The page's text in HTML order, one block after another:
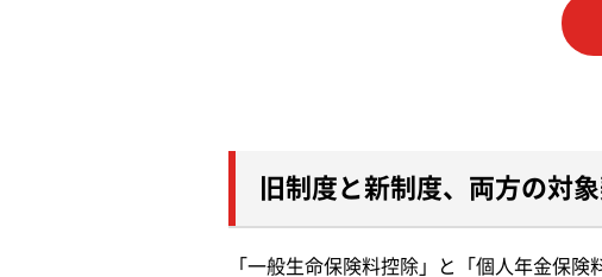
旧制度と新制度、両方の対
「一般生命保険料控除」と「個人年金保